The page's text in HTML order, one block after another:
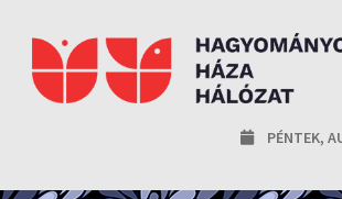
PÉNTEK,